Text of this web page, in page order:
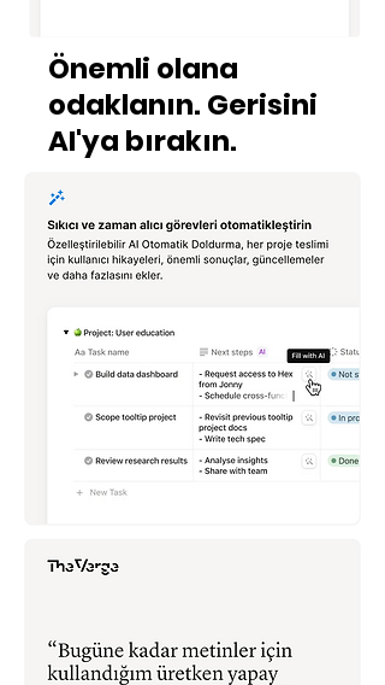
Önemli olana
odaklanın. Gerisini
AI'ya bırakın.